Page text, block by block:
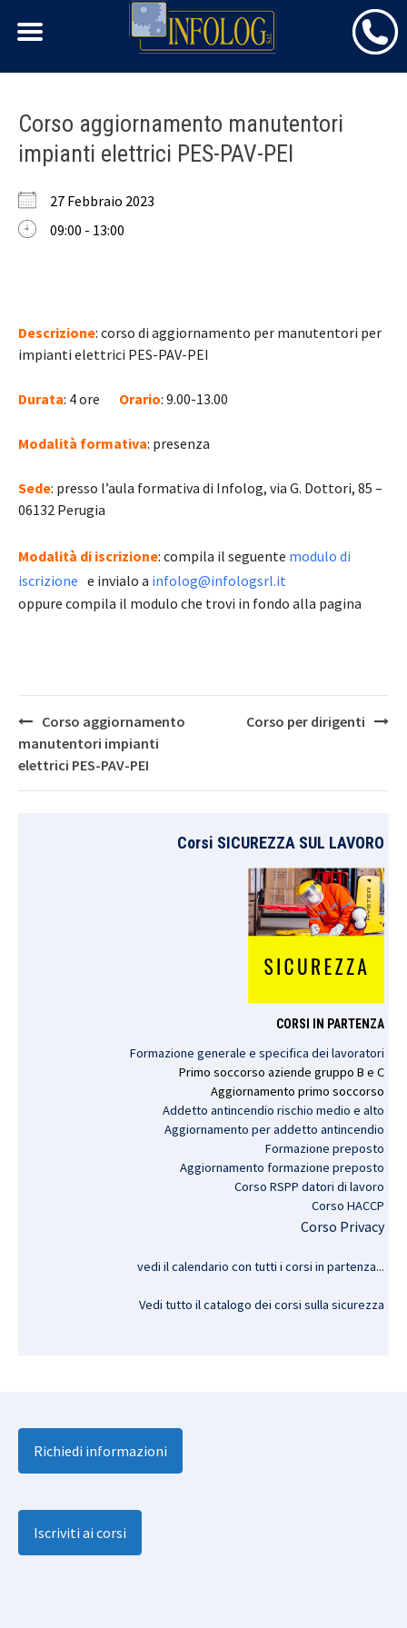
Skip
content
Corso aggiornamento manutentori
impianti elettrici PES-PAV-PEI
27 Febbraio 2023
09:00 - 13:00
Descrizione: corso di aggiornamento per manutentori per
impianti elettrici PES-PAV-PEI
Durata: 4 ore Orario: 9.00-13.00
Modalità formativa: presenza
Sede: presso l’aula formativa di Infolog, via G. Dottori, 85 –
06132 Perugia
Modalità di iscrizione: compila il seguente modulo di
iscrizione e invialo a infolog@infologsrl.it
oppure compila il modulo che trovi in fondo alla pagina
Post
navigation
Corso aggiornamento
manutentori impianti
elettrici PES-PAV-PEI
Corso per dirigenti
Corsi SICUREZZA SUL LAVORO
CORSI IN PARTENZA
Formazione generale e specifica dei lavoratori
Primo soccorso aziende gruppo B e C
Aggiornamento primo soccorso
Addetto antincendio rischio medio e alto
Aggiornamento per addetto antincendio
Formazione preposto
Aggiornamento formazione preposto
Corso RSPP datori di lavoro
Corso HACCP
Corso Privacy
vedi il calendario con tutti i corsi in partenza...
Vedi tutto il catalogo dei corsi sulla sicurezza
Richiedi informazioni
Iscriviti ai corsi